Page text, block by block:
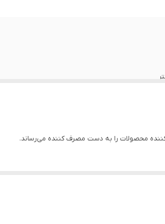
محصولات را به دست مصرف کننده می‌رساند.